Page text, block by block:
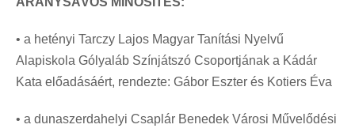
• a hetényi Tarczy Lajos Magyar Tanítási Nyelvű
Alapiskola Gólyaláb Színjátszó Csoportjának a Kádár
Kata előadásáért, rendezte: Gábor Eszter és Kotiers Éva
• a dunaszerdahelyi Csaplár Benedek Városi Művelődési